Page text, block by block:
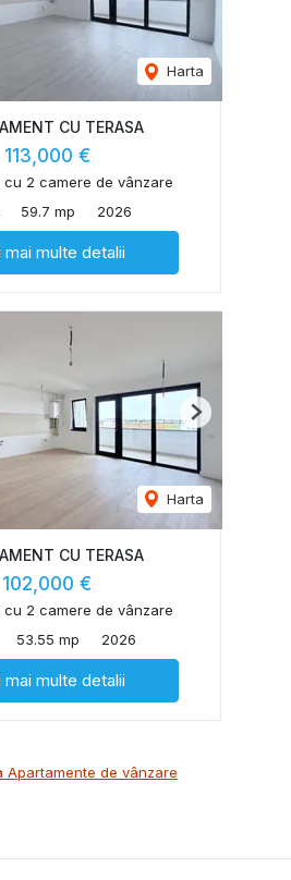
Harta
CU TERASA
113,000 €
cu 2 camere de vânzare
59.7 mp 2026
mai multe detalii
Harta
Next
CU TERASA
102,000 €
cu 2 camere de vânzare
53.55 mp 2026
mai multe detalii
Apartamente de vânzare